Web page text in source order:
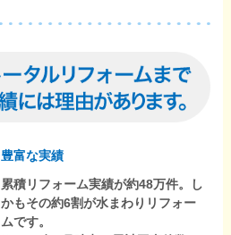
豊富な実績
累積リフォーム実績が約48万件。し
かもその約6割が水まわりリフォー
ムです。